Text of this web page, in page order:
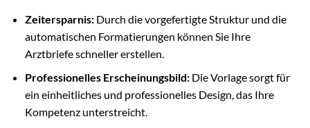
Zeitersparnis:Durch die vorgefertigte Struktur und die
automatischen Formatierungen können Sie Ihre
Arztbriefe schneller erstellen.
Professionelles Erscheinungsbild:Die Vorlage sorgt für
ein einheitliches und professionelles Design, das Ihre
Kompetenz unterstreicht.